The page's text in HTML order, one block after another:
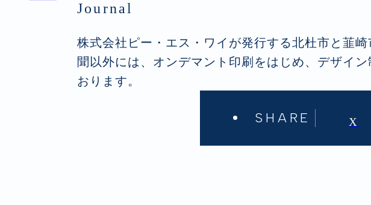
Journal
株式会社ピー・エス・ワイが発行する北杜市と韮
聞以外には、オンデマント印刷をはじめ、デザイ
おります。
SHARE X